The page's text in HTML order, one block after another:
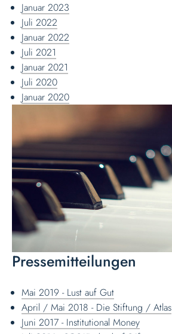
Januar 2023
Juli 2022
Januar 2022
Juli 2021
Januar 2021
Juli 2020
Januar 2020
Pressemitteilungen
Mai 2019 - Lust auf Gut
April / Mai 2018 - Die Stiftung / Atlas
Juni 2017 - Institutional Money